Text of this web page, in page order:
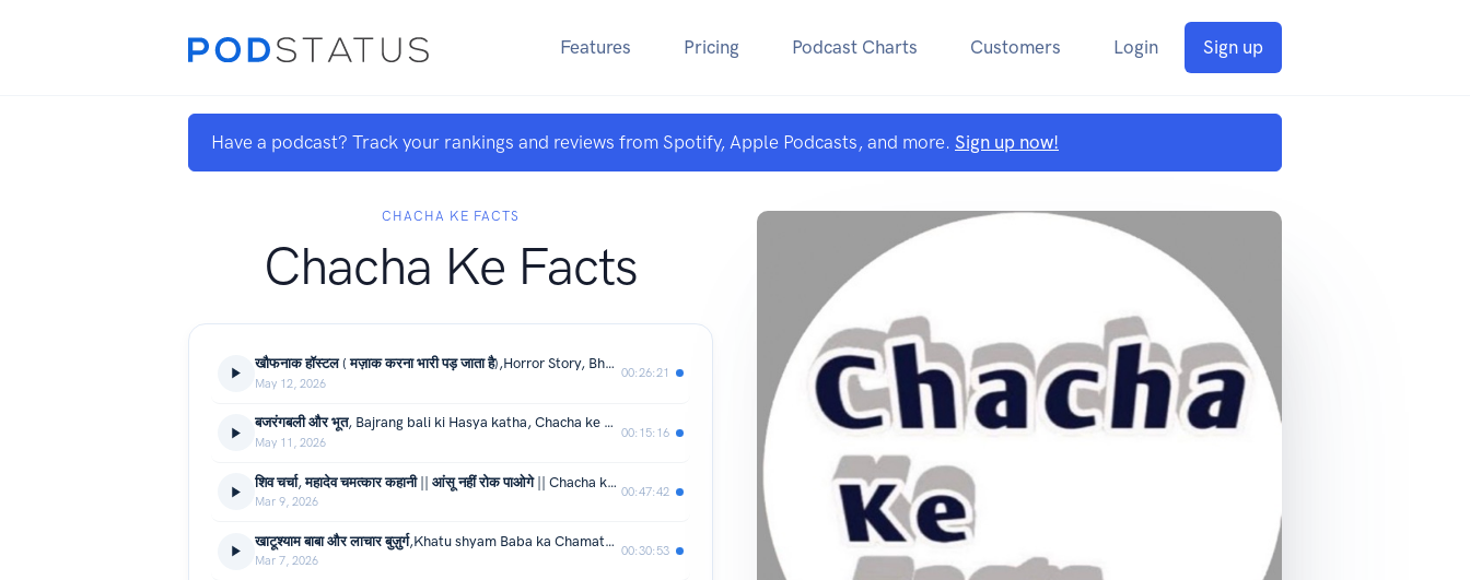
Features Pricing Podcast Charts Customers Login Sign up
Have a podcast? Track your rankings and reviews from Spotify, Apple Podcasts, and more. Sign up now!
CHACHA KE FACTS
Chacha Ke Facts
खौफनाक हॉस्टल ( मज़ाक करना भारी पड़ जाता है),Horror Story, Bhootiya kahani
May 12, 2026
00:26:21
बजरंगबली और भूत, Bajrang bali ki Hasya katha, Chacha ke Facts
May 11, 2026
00:15:16
शिव चर्चा, महादेव चमत्कार कहानी || आंसू नहीं रोक पाओगे || Chacha ke Facts
Mar 9, 2026
00:47:42
खाटूश्याम बाबा और लाचार बुज़ुर्ग,Khatu shyam Baba ka Chamatkar, Chacha Ke Facts
Mar 7, 2026
00:30:53